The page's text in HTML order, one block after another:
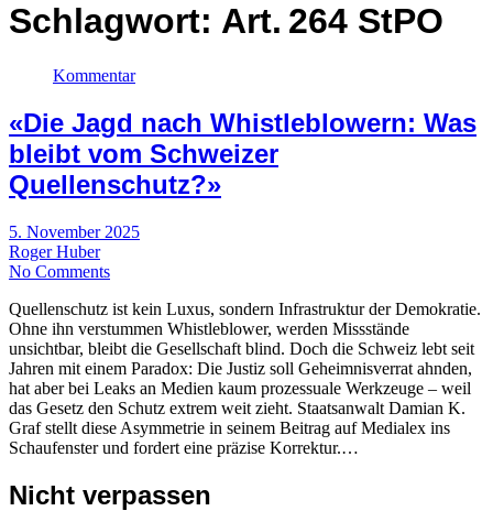
Schlagwort: Art. 264 StPO
Kommentar
«Die Jagd nach Whistleblowern: Was
bleibt vom Schweizer
Quellenschutz?»
5. November 2025
Roger Huber
No Comments
Quellenschutz ist kein Luxus, sondern Infrastruktur der Demokratie.
Ohne ihn verstummen Whistleblower, werden Missstände
unsichtbar, bleibt die Gesellschaft blind. Doch die Schweiz lebt seit
Jahren mit einem Paradox: Die Justiz soll Geheimnisverrat ahnden,
hat aber bei Leaks an Medien kaum prozessuale Werkzeuge – weil
das Gesetz den Schutz extrem weit zieht. Staatsanwalt Damian K.
Graf stellt diese Asymmetrie in seinem Beitrag auf Medialex ins
Schaufenster und fordert eine präzise Korrektur.…
Nicht verpassen